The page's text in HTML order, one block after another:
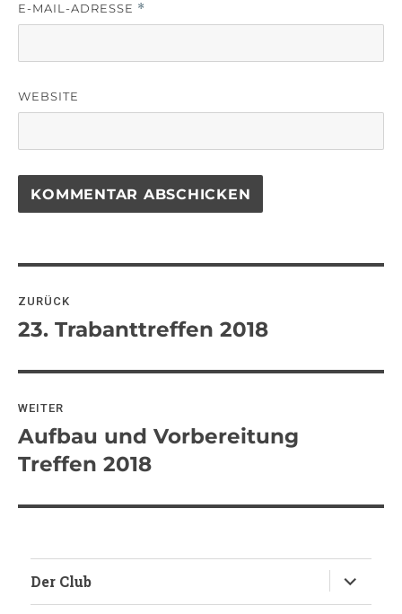
E-MAIL-ADRESSE *
WEBSITE
ZURÜCK
Vorheriger
23. Trabanttreffen 2018
WEITER
Nächster
Beitrag:
Aufbau und Vorbereitung
Treffen 2018
Der Club
anzeigen